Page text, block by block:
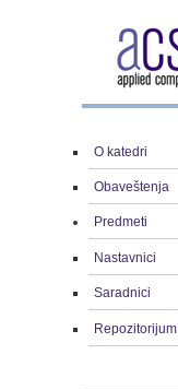
O katedri
Obaveštenja
Predmeti
Nastavnici
Saradnici
Repozitorijum